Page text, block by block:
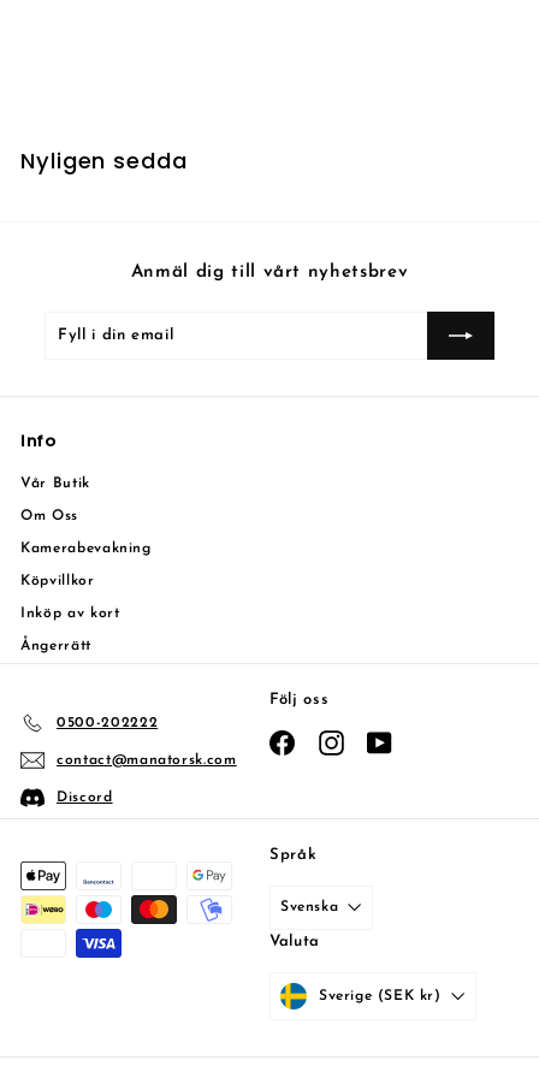
Nyligen sedda
Anmäl dig till vårt nyhetsbrev
Fyll
email
Prenumerera
Info
Vår Butik
Om Oss
Kamerabevakning
Köpvillkor
Inköp av kort
Ångerrätt
0500-202222
contact@manatorsk.com
Discord
Följ oss
FacebookInstagram
Språk
Svenska
Valuta
Sverige (SEK kr)